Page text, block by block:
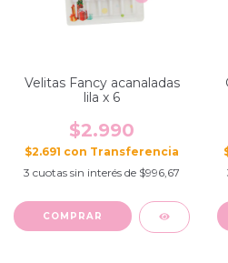
Velitas Fancy acanaladas
lila x 6
$2.990
$2.691 con
3 cuotas sin interés de $996,67